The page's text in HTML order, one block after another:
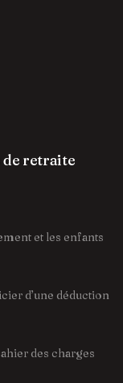
retraite
et les enfants
d’une déduction
des charges